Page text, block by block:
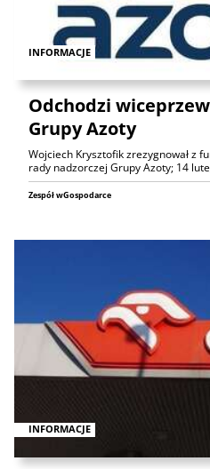
INFORMACJE
Odchodzi
Grupy Azoty
Wojciech Krysztofik zrezygnował z
rady nadzorczej Grupy Azoty; 14
Zespół wGospodarce
INFORMACJE